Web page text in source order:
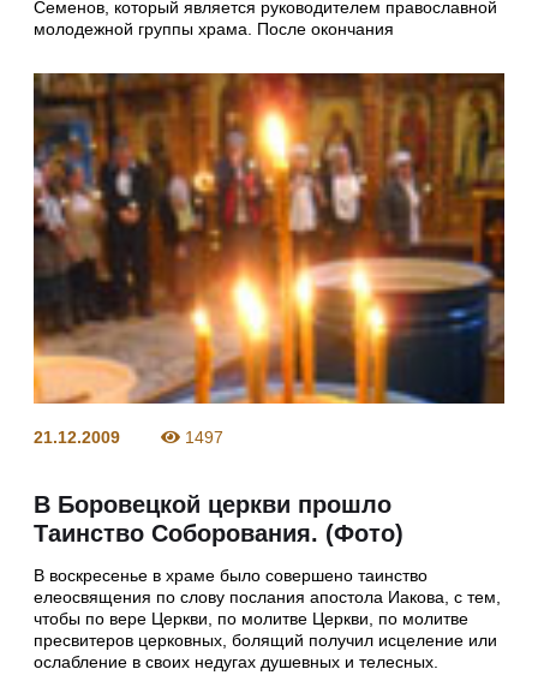
Семенов, который является руководителем православной
молодежной группы храма. После окончания
21.12.2009 1497
В Боровецкой церкви прошло
Таинство Соборования. (Фото)
В воскресенье в храме было совершено таинство
елеосвящения по слову послания апостола Иакова, с тем,
чтобы по вере Церкви, по молитве Церкви, по молитве
пресвитеров церковных, болящий получил исцеление или
ослабление в своих недугах душевных и телесных.